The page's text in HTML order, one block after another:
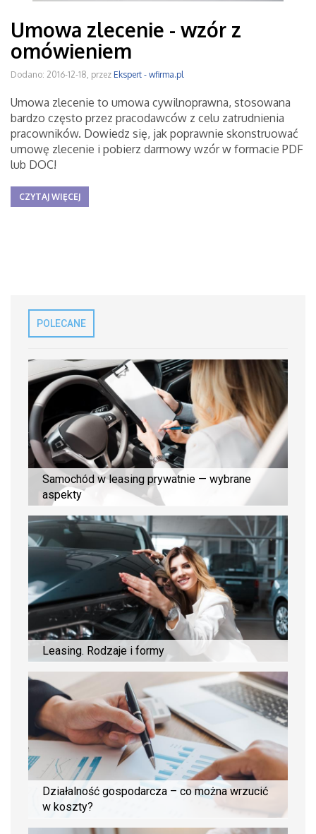
Umowa zlecenie - wzór z
omówieniem
Dodano: 2016-12-18, przez Ekspert - wfirma.pl
Umowa zlecenie to umowa cywilnoprawna, stosowana
bardzo często przez pracodawców z celu zatrudnienia
pracowników. Dowiedz się, jak poprawnie skonstruować
umowę zlecenie i pobierz darmowy wzór w formacie PDF
lub DOC!
CZYTAJ WIĘCEJ
POLECANE
Samochód w leasing prywatnie — wybrane
aspekty
Leasing. Rodzaje i formy
Działalność gospodarcza – co można wrzucić
w koszty?